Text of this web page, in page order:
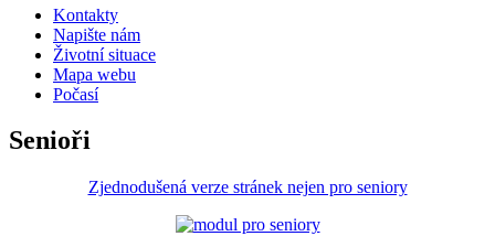
Kontakty
Napište nám
Životní situace
Mapa webu
Počasí
Senioři
Zjednodušená verze stránek nejen pro seniory